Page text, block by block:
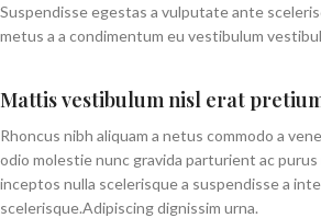
Suspendisse egestas a vulputate ante
metus a a condimentum eu vestibulum
Mattis vestibulum nisl erat
Rhoncus nibh aliquam a netus commodo a
odio molestie nunc gravida parturient ac
inceptos nulla scelerisque a suspendisse a
scelerisque.Adipiscing dignissim urna.